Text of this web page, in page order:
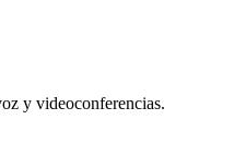
y videoconferencias.